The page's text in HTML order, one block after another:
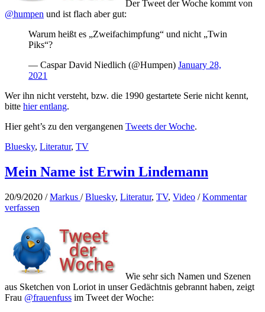
Der Tweet der Woche kommt von
@humpen und ist flach aber gut:
Warum heißt es „Zweifachimpfung“ und nicht „Twin
Piks“?
— Caspar David Niedlich (@Humpen) January 28,
2021
Wer ihn nicht versteht, bzw. die 1990 gestartete Serie nicht kennt,
bitte hier entlang.
Hier geht’s zu den vergangenen Tweets der Woche.
Bluesky, Literatur, TV
Mein Name ist Erwin Lindemann
20/9/2020 /Markus /Bluesky, Literatur, TV, Video /Kommentar
verfassen
Wie sehr sich Namen und Szenen
aus Sketchen von Loriot in unser Gedächtnis gebrannt haben, zeigt
Frau @frauenfuss im Tweet der Woche: